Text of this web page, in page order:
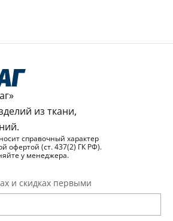
из ткани,
справочный характер
офертой (ст. 437(2) ГК РФ).
у менеджера.
и скидках первыми